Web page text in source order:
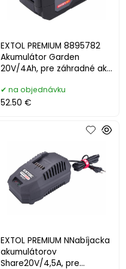
EXTOL PREMIUM 8895782
Akumulátor Garden
20V/4Ah, pre záhradné aku
na objednávku
52.50 €
EXTOL PREMIUM NNabíjacka
akumulátorov
Share20V/4,5A, pre